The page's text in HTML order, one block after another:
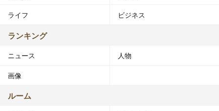
ライフ ビジネス
ランキング
ニュース 人物
画像
ルーム